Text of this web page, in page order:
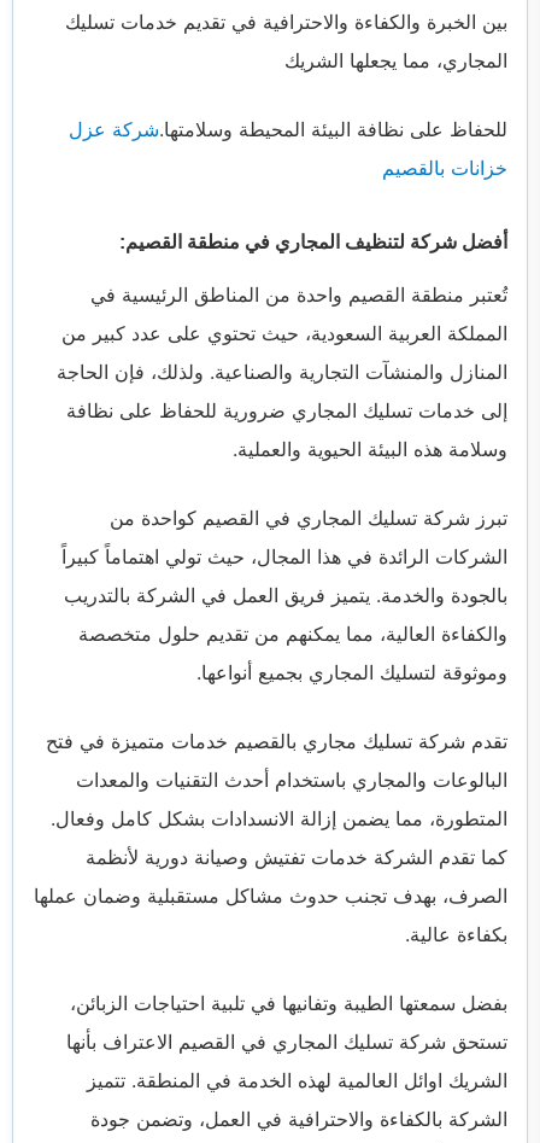
بين الخبرة والكفاءة والاحترافية في تقديم خدمات تسليك
المجاري، مما يجعلها الشريك
للحفاظ على نظافة البيئة المحيطة وسلامتها.شركة عزل
خزانات بالقصيم
أفضل شركة لتنظيف المجاري في منطقة القصيم:
تُعتبر منطقة القصيم واحدة من المناطق الرئيسية في
المملكة العربية السعودية، حيث تحتوي على عدد كبير من
المنازل والمنشآت التجارية والصناعية. ولذلك، فإن الحاجة
إلى خدمات تسليك المجاري ضرورية للحفاظ على نظافة
وسلامة هذه البيئة الحيوية والعملية.
تبرز شركة تسليك المجاري في القصيم كواحدة من
الشركات الرائدة في هذا المجال، حيث تولي اهتماماً كبيراً
بالجودة والخدمة. يتميز فريق العمل في الشركة بالتدريب
والكفاءة العالية، مما يمكنهم من تقديم حلول متخصصة
وموثوقة لتسليك المجاري بجميع أنواعها.
تقدم شركة تسليك مجاري بالقصيم خدمات متميزة في فتح
البالوعات والمجاري باستخدام أحدث التقنيات والمعدات
المتطورة، مما يضمن إزالة الانسدادات بشكل كامل وفعال.
كما تقدم الشركة خدمات تفتيش وصيانة دورية لأنظمة
الصرف، بهدف تجنب حدوث مشاكل مستقبلية وضمان عملها
بكفاءة عالية.
بفضل سمعتها الطيبة وتفانيها في تلبية احتياجات الزبائن،
تستحق شركة تسليك المجاري في القصيم الاعتراف بأنها
الشريك اوائل العالمية لهذه الخدمة في المنطقة. تتميز
الشركة بالكفاءة والاحترافية في العمل، وتضمن جودة